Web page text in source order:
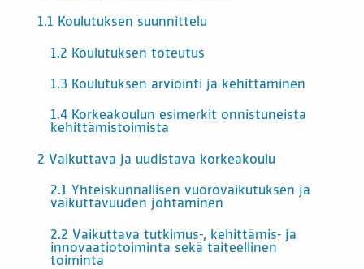
1.1 Koulutuksen suunnittelu
1.2 Koulutuksen toteutus
1.3 Koulutuksen arviointi ja kehittäminen
1.4 Korkeakoulun esimerkit onnistuneista
kehittämistoimista
2 Vaikuttava ja uudistava korkeakoulu
2.1 Yhteiskunnallisen vuorovaikutuksen ja
vaikuttavuuden johtaminen
2.2 Vaikuttava tutkimus-, kehittämis- ja
innovaatiotoiminta sekä taiteellinen
toiminta